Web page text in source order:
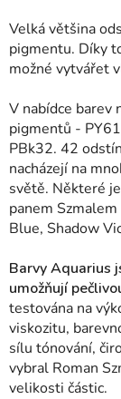
Velká většina
pigmentu. Díky
možné vytvářet
V nabídce barev
pigmentů -
PBk32. 42
nacházejí na
světě. Některé
panem
Blue, Shadow
Barvy Aquarius
umožňují
testována na
viskozitu,
sílu tónování,
vybral Roman
velikosti částic.